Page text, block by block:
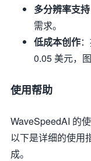
多分辨率支持
需求。
低成本创作
0.05 美元，
使用帮助
WaveSpeedAI 的
以下是详细的使用
成。